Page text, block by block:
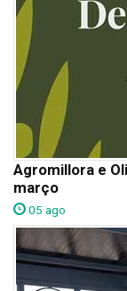
Agromillora e
março
05 ago